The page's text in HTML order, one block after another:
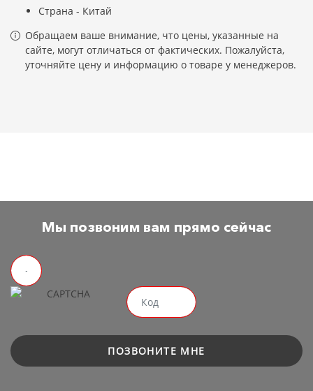
Страна - Китай
Обращаем ваше внимание, что цены, указанные на
сайте, могут отличаться от фактических. Пожалуйста,
уточняйте цену и информацию о товаре у менеджеров.
Мы позвоним вам прямо сейчас
ПОЗВОНИТЕ МНЕ